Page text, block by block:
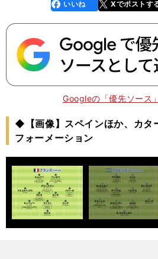
faceboo
k
いいね Xでポストす
Googleの「優先ソース
◆【画像】スペインほか、カタ
フォーメーション